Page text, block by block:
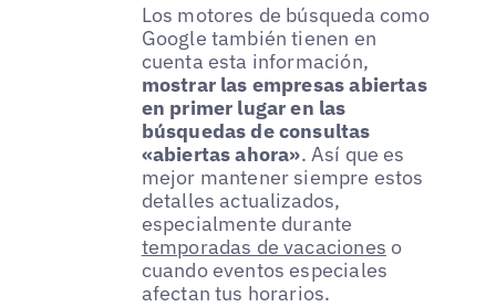
Los motores de búsqueda como
Google también tienen en
cuenta esta información,
mostrar las empresas abiertas
en primer lugar en las
búsquedas de consultas
«abiertas ahora». Así que es
mejor mantener siempre estos
detalles actualizados,
especialmente durante
temporadas de vacaciones o
cuando eventos especiales
afectan tus horarios.